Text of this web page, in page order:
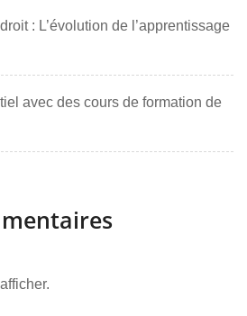
: L’évolution de l’apprentissage
avec des cours de formation de